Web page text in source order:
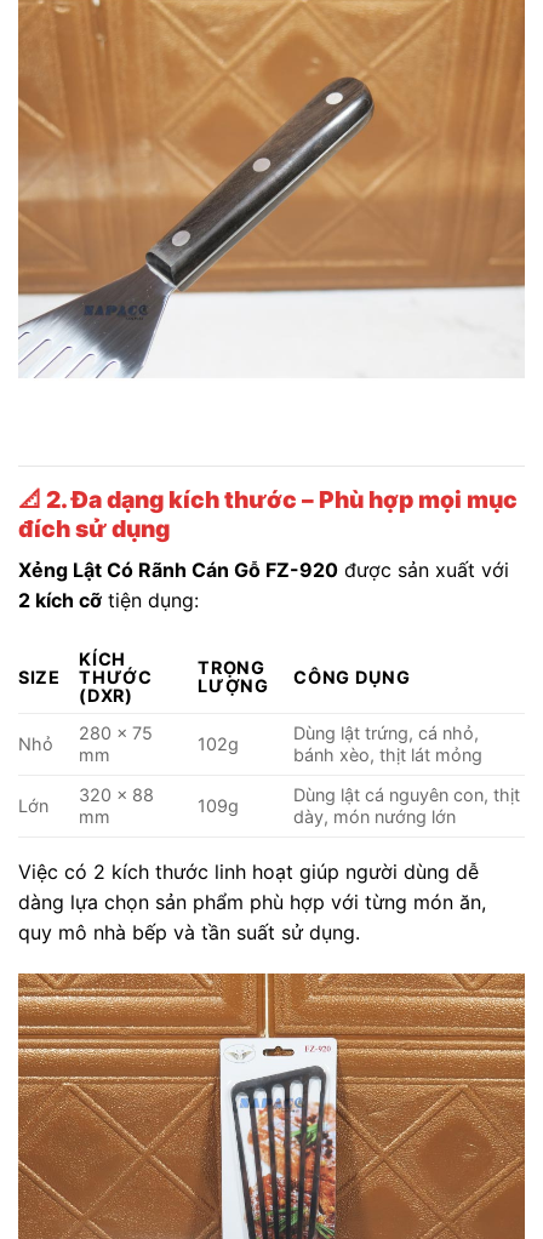
📐 2. Đa dạng kích thước – Phù hợp mọi mục
đích sử dụng
Xẻng Lật Có Rãnh Cán Gỗ FZ-920 được sản xuất với
2 kích cỡ tiện dụng:
SIZE
KÍCH
THƯỚC
(DXR)
TRỌNG
LƯỢNG
CÔNG DỤNG
Nhỏ
280 x 75
mm
102g
Dùng lật trứng, cá nhỏ,
bánh xèo, thịt lát mỏng
Lớn
320 x 88
mm
109g
Dùng lật cá nguyên con, thịt
dày, món nướng lớn
Việc có 2 kích thước linh hoạt giúp người dùng dễ
dàng lựa chọn sản phẩm phù hợp với từng món ăn,
quy mô nhà bếp và tần suất sử dụng.